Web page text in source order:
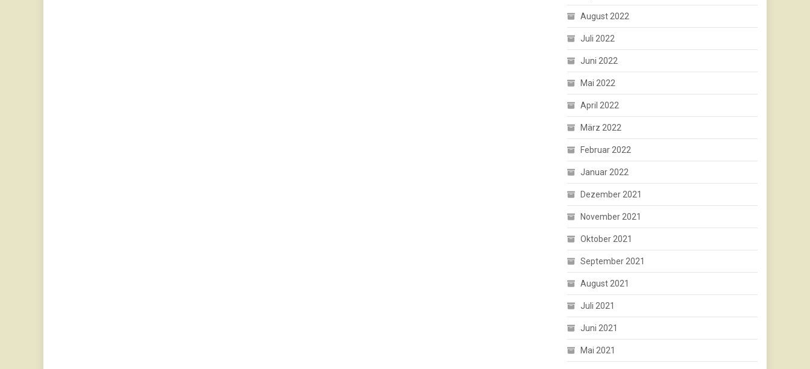
August 2022
Juli 2022
Juni 2022
Mai 2022
April 2022
März 2022
Februar 2022
Januar 2022
Dezember 2021
November 2021
Oktober 2021
September 2021
August 2021
Juli 2021
Juni 2021
Mai 2021